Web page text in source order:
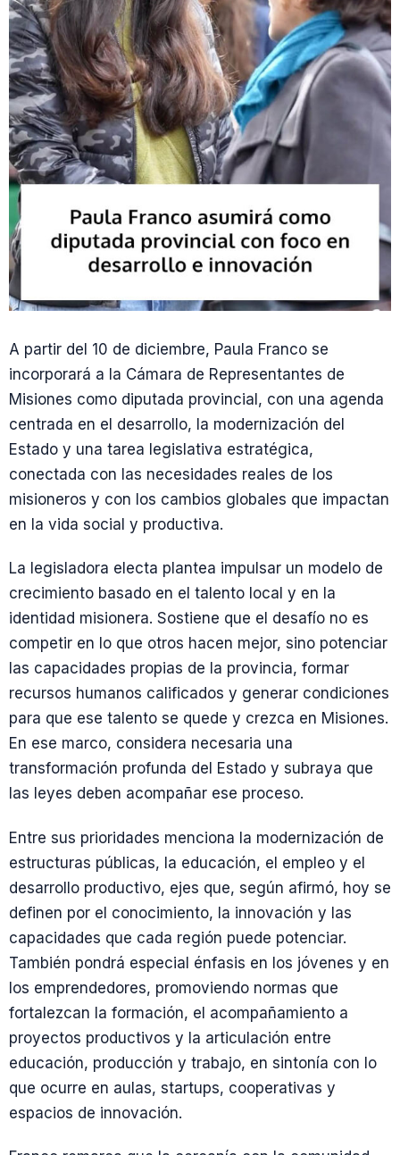
A partir del 10 de diciembre, Paula Franco se
incorporará a la Cámara de Representantes de
Misiones como diputada provincial, con una agenda
centrada en el desarrollo, la modernización del
Estado y una tarea legislativa estratégica,
conectada con las necesidades reales de los
misioneros y con los cambios globales que impactan
en la vida social y productiva.
La legisladora electa plantea impulsar un modelo de
crecimiento basado en el talento local y en la
identidad misionera. Sostiene que el desafío no es
competir en lo que otros hacen mejor, sino potenciar
las capacidades propias de la provincia, formar
recursos humanos calificados y generar condiciones
para que ese talento se quede y crezca en Misiones.
En ese marco, considera necesaria una
transformación profunda del Estado y subraya que
las leyes deben acompañar ese proceso.
Entre sus prioridades menciona la modernización de
estructuras públicas, la educación, el empleo y el
desarrollo productivo, ejes que, según afirmó, hoy se
definen por el conocimiento, la innovación y las
capacidades que cada región puede potenciar.
También pondrá especial énfasis en los jóvenes y en
los emprendedores, promoviendo normas que
fortalezcan la formación, el acompañamiento a
proyectos productivos y la articulación entre
educación, producción y trabajo, en sintonía con lo
que ocurre en aulas, startups, cooperativas y
espacios de innovación.